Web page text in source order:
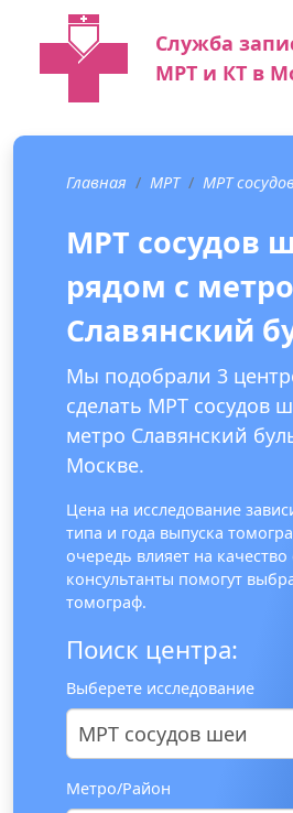
Служба
МРТ и КТ в
Главная МРТ МРТ
МРТ сосудов
рядом с метро
Славянский
Мы подобрали 3
сделать МРТ сосудов
метро Славянский
Москве.
Цена на исследование
типа и года выпуска
очередь влияет на
консультанты помогут
томограф.
Поиск центра:
Выберете исследование
МРТ сосудов шеи
Метро/Район